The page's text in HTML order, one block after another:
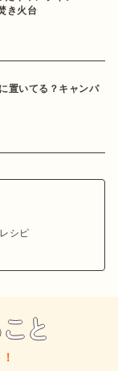
き火台
置いてる？キャンパ
レシピ